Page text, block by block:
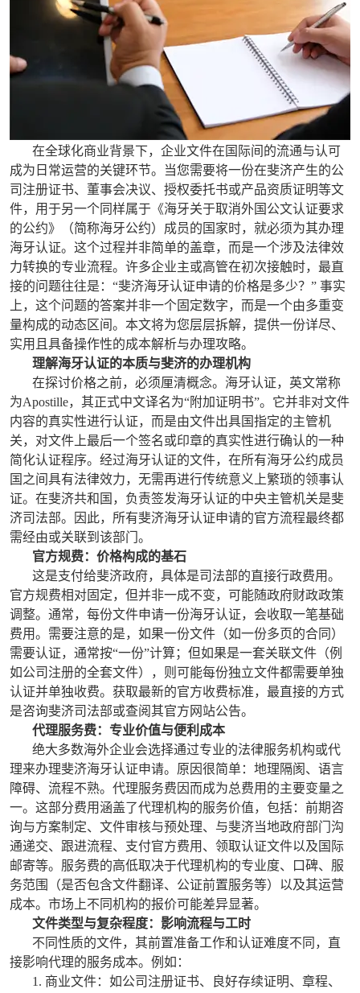
在全球化商业背景下，企业文件在国际间的流通与认可
成为日常运营的关键环节。当您需要将一份在斐济产生的公
司注册证书、董事会决议、授权委托书或产品资质证明等文
件，用于另一个同样属于《海牙关于取消外国公文认证要求
的公约》（简称海牙公约）成员的国家时，就必须为其办理
海牙认证。这个过程并非简单的盖章，而是一个涉及法律效
力转换的专业流程。许多企业主或高管在初次接触时，最直
接的问题往往是：“斐济海牙认证申请的价格是多少？” 事实
上，这个问题的答案并非一个固定数字，而是一个由多重变
量构成的动态区间。本文将为您层层拆解，提供一份详尽、
实用且具备操作性的成本解析与办理攻略。
理解海牙认证的本质与斐济的办理机构
在探讨价格之前，必须厘清概念。海牙认证，英文常称
为Apostille，其正式中文译名为“附加证明书”。它并非对文件
内容的真实性进行认证，而是由文件出具国指定的主管机
关，对文件上最后一个签名或印章的真实性进行确认的一种
简化认证程序。经过海牙认证的文件，在所有海牙公约成员
国之间具有法律效力，无需再进行传统意义上繁琐的领事认
证。在斐济共和国，负责签发海牙认证的中央主管机关是斐
济司法部。因此，所有斐济海牙认证申请的官方流程最终都
需经由或关联到该部门。
官方规费：价格构成的基石
这是支付给斐济政府，具体是司法部的直接行政费用。
官方规费相对固定，但并非一成不变，可能随政府财政政策
调整。通常，每份文件申请一份海牙认证，会收取一笔基础
费用。需要注意的是，如果一份文件（如一份多页的合同）
需要认证，通常按“一份”计算；但如果是一套关联文件（例
如公司注册的全套文件），则可能每份独立文件都需要单独
认证并单独收费。获取最新的官方收费标准，最直接的方式
是咨询斐济司法部或查阅其官方网站公告。
代理服务费：专业价值与便利成本
绝大多数海外企业会选择通过专业的法律服务机构或代
理来办理斐济海牙认证申请。原因很简单：地理隔阂、语言
障碍、流程不熟。代理服务费因而成为总费用的主要变量之
一。这部分费用涵盖了代理机构的服务价值，包括：前期咨
询与方案制定、文件审核与预处理、与斐济当地政府部门沟
通递交、跟进流程、支付官方费用、领取认证文件以及国际
邮寄等。服务费的高低取决于代理机构的专业度、口碑、服
务范围（是否包含文件翻译、公证前置服务等）以及其运营
成本。市场上不同机构的报价可能差异显著。
文件类型与复杂程度：影响流程与工时
不同性质的文件，其前置准备工作和认证难度不同，直
接影响代理的服务成本。例如：
1. 商业文件：如公司注册证书、良好存续证明、章程、